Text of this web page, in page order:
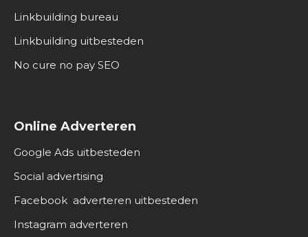
Linkbuilding bureau
Linkbuilding uitbesteden
No cure no pay SEO
Online Adverteren
Google Ads uitbesteden
Social advertising
Facebook adverteren uitbesteden
Instagram adverteren